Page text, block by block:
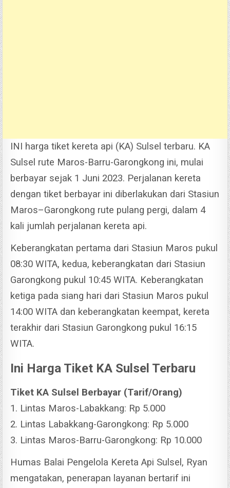
INI harga tiket kereta api (KA) Sulsel terbaru. KA
Sulsel rute Maros-Barru-Garongkong ini, mulai
berbayar sejak 1 Juni 2023. Perjalanan kereta
dengan tiket berbayar ini diberlakukan dari Stasiun
Maros–Garongkong rute pulang pergi, dalam 4
kali jumlah perjalanan kereta api.
Keberangkatan pertama dari Stasiun Maros pukul
08:30 WITA, kedua, keberangkatan dari Stasiun
Garongkong pukul 10:45 WITA. Keberangkatan
ketiga pada siang hari dari Stasiun Maros pukul
14:00 WITA dan keberangkatan keempat, kereta
terakhir dari Stasiun Garongkong pukul 16:15
WITA.
Ini Harga Tiket KA Sulsel Terbaru
Tiket KA Sulsel Berbayar (Tarif/Orang)
1. Lintas Maros-Labakkang: Rp 5.000
2. Lintas Labakkang-Garongkong: Rp 5.000
3. Lintas Maros-Barru-Garongkong: Rp 10.000
Humas Balai Pengelola Kereta Api Sulsel, Ryan
mengatakan, penerapan layanan bertarif ini